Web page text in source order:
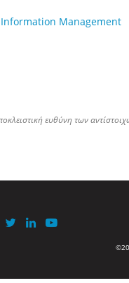
Management
ευθύνη των